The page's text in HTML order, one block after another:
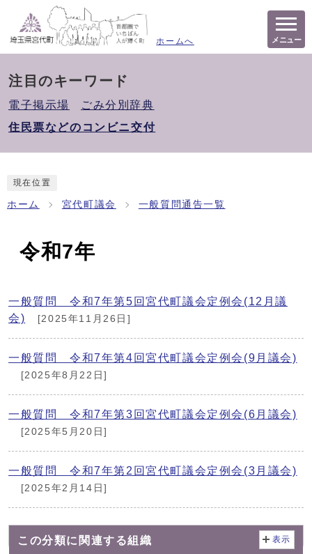
ホームへ メニュー
注目のキーワード
電子掲示場
ごみ分別辞典
住民票などのコンビニ交付
現在位置
ホーム 宮代町議会 一般質問通告一覧
令和7年
一般質問 令和7年第5回宮代町議会定例会(12月議
会)
[2025年11月26日]
一般質問 令和7年第4回宮代町議会定例会(9月議会)
[2025年8月22日]
一般質問 令和7年第3回宮代町議会定例会(6月議会)
[2025年5月20日]
一般質問 令和7年第2回宮代町議会定例会(3月議会)
[2025年2月14日]
この分類に関連する組織 表示